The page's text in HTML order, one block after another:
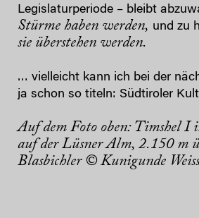
Legislaturperiode – bleibt
Stürme haben werden, und zu
sie überstehen werden.
… vielleicht kann ich bei der
ja schon so titeln: Südtiroler
Auf dem Foto oben: Timshel I
auf der Lüsner Alm, 2.150 m
Blasbichler © Kunigunde